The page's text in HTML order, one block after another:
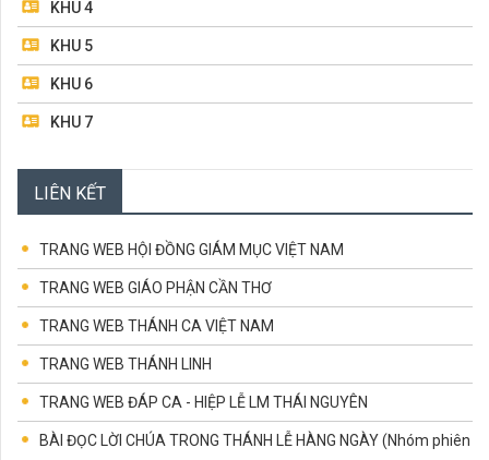
ĐỌC TIẾP...
KHU 4
KHU 5
KHU 6
KHU 7
BAN MỤC VỤ TRUYỀN THÔNG
BAN TRẬT TỰ & GIỮ XE
LIÊN KẾT
TRANG WEB HỘI ĐỒNG GIÁM MỤC VIỆT NAM
TRANG WEB GIÁO PHẬN CẦN THƠ
TRANG WEB THÁNH CA VIỆT NAM
TRANG WEB THÁNH LINH
TRANG WEB ĐÁP CA - HIỆP LỄ LM THÁI NGUYÊN
BÀI ĐỌC LỜI CHÚA TRONG THÁNH LỄ HÀNG NGÀY (Nhóm phiên